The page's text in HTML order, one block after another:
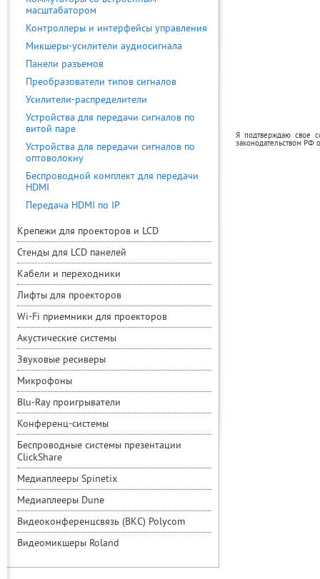
масштабатором
Контроллеры и интерфейсы управления
Микшеры-усилители аудиосигнала
Панели разъемов
Преобразователи типов сигналов
Усилители-распределители
Устройства для передачи сигналов по
витой паре
Устройства для передачи сигналов по
оптоволокну
Беспроводной комплект для передачи
HDMI
Передача HDMI по IP
Крепежи для проекторов и LCD
Стенды для LCD панелей
Кабели и переходники
Лифты для проекторов
Wi-Fi приемники для проекторов
Акустические системы
Звуковые ресиверы
Микрофоны
Blu-Ray проигрыватели
Конференц-системы
Беспроводные системы презентации
ClickShare
Медиаплееры Spinetix
Медиаплееры Dune
Видеоконференцсвязь (ВКС) Polycom
Видеомикшеры Roland
Я подтверждаю свое
законодательством РФ